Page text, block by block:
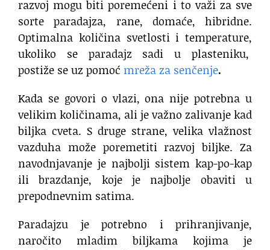
razvoj mogu biti poremećeni i to važi za sve
sorte paradajza, rane, domaće, hibridne.
Optimalna količina svetlosti i temperature,
ukoliko se paradajz sadi u plasteniku,
postiže se uz pomoć mreža za senčenje.
Kada se govori o vlazi, ona nije potrebna u
velikim količinama, ali je važno zalivanje kad
biljka cveta. S druge strane, velika vlažnost
vazduha može poremetiti razvoj biljke. Za
navodnjavanje je najbolji sistem kap-po-kap
ili brazdanje, koje je najbolje obaviti u
prepodnevnim satima.
Paradajzu je potrebno i prihranjivanje,
naročito mladim biljkama kojima je